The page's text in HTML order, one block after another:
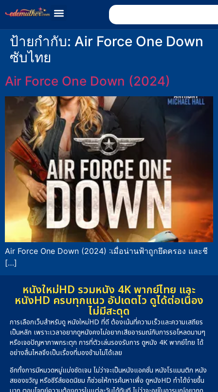
ป้ายกำกับ: Air Force One Down
ซับไทย
Air Force One Down (2024)
Air Force One Down (2024) :เมื่อน่านฟ้าถูกยึดครอง และชี
[…]
หนังใหม่HD รวมหนัง 4K พากย์ไทย และ
หนังHD ครบทุกแนว อัปเดตไว ดูได้ต่อเนื่อง
ไม่มีสะดุด
การเลือกเว็บสำหรับดู หนังใหม่HD ที่ดี ต้องเน้นที่ความเร็วและความเสถียร
เป็นหลัก เพราะเวลาอยากดูหนังคงไม่อยากเสียอารมณ์กับการรอโหลดนานๆ
หรือเจอปัญหาภาพกระตุก การที่ตัวเล่นรองรับการ ดูหนัง 4K พากย์ไทย ได้
อย่างลื่นไหลจึงเป็นเรื่องที่มองข้ามไม่ได้เลย
อีกทั้งการมีหมวดหมู่แบ่งชัดเจน ไม่ว่าจะเป็นหนังแอคชั่น หนังโรแมนติก หนัง
สยองขวัญ หรือซีรีส์ยอดนิยม ก็ช่วยให้การค้นหาเพื่อ ดูหนังHD ทำได้ง่ายขึ้น